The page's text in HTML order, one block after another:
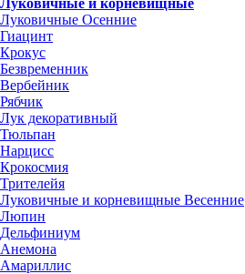
Луковичные и корневищные
Луковичные Осенние
Гиацинт
Крокус
Безвременник
Вербейник
Рябчик
Лук декоративный
Тюльпан
Нарцисс
Крокосмия
Трителейя
Луковичные и корневищные Весенние
Люпин
Дельфиниум
Анемона
Амариллис